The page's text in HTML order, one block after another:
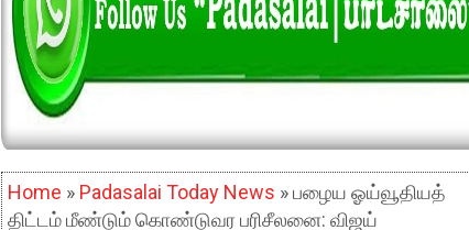
Home » Padasalai Today News » பழைய ஓய்வூதியத்
திட்டம் மீண்டும் கொண்டுவர பரிசீலனை: விஜய்